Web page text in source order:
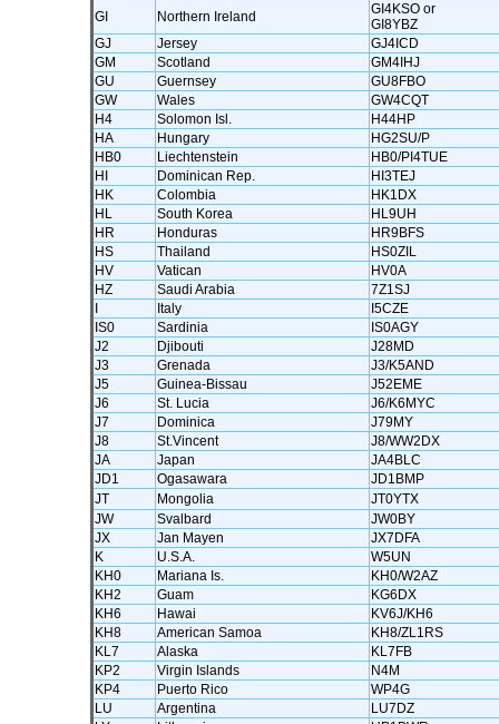
GI
Northern Ireland
GI4KSO or
GI8YBZ
GJ
Jersey
GJ4ICD
GM
Scotland
GM4IHJ
GU
Guernsey
GU8FBO
GW
Wales
GW4CQT
H4
Solomon Isl.
H44HP
HA
Hungary
HG2SU/P
HB0
Liechtenstein
HB0/PI4TUE
HI
Dominican Rep.
HI3TEJ
HK
Colombia
HK1DX
HL
South Korea
HL9UH
HR
Honduras
HR9BFS
HS
Thailand
HS0ZIL
HV
Vatican
HV0A
HZ
Saudi Arabia
7Z1SJ
Italy
I5CZE
IS0
Sardinia
IS0AGY
J2
Djibouti
J28MD
J3
Grenada
J3/K5AND
J5
Guinea-Bissau
J52EME
J6
St. Lucia
J6/K6MYC
J7
Dominica
J79MY
J8
St.Vincent
J8/WW2DX
JA
Japan
JA4BLC
JD1
Ogasawara
JD1BMP
JT
Mongolia
JT0YTX
JW
Svalbard
JW0BY
JX
Jan Mayen
JX7DFA
K
U.S.A.
W5UN
KH0
Mariana Is.
KH0/W2AZ
KH2
Guam
KG6DX
KH6
Hawai
KV6J/KH6
KH8
American Samoa
KH8/ZL1RS
KL7
Alaska
KL7FB
KP2
Virgin Islands
N4M
KP4
Puerto Rico
WP4G
LU
Argentina
LU7DZ